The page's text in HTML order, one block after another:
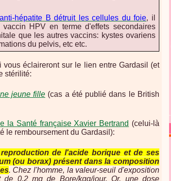
hépatite B détruit les cellules du foie, il
HPV en terme d'effets secondaires
que les autres vaccins: kystes ovariens
du pelvis, etc etc.
vous éclaireront sur le lien entre Gardasil (et
stérilité:
jeune fille (cas a été publié dans le British
la Santé française Xavier Bertrand (celui-là
le remboursement du Gardasil):
de l'acide borique et de ses
(ou borax) présent dans la composition
. Chez l'homme, la valeur-seuil d'exposition
0.2 mg de Bore/kgg/jour. Or, une dose